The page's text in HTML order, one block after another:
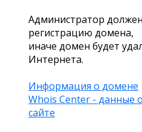
Администратор
регистрацию домена,
иначе домен будет
Интернета.
Информация о домене
Whois Center - данные
сайте